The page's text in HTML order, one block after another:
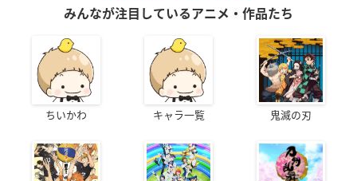
みんなが注目しているアニメ・作品たち
ちいかわ キャラ一覧 鬼滅の刃